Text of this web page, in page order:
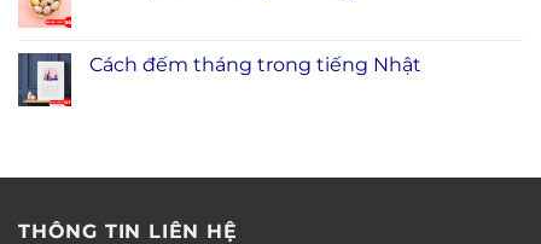
Cách đếm tháng trong tiếng Nhật
THÔNG TIN LIÊN HỆ